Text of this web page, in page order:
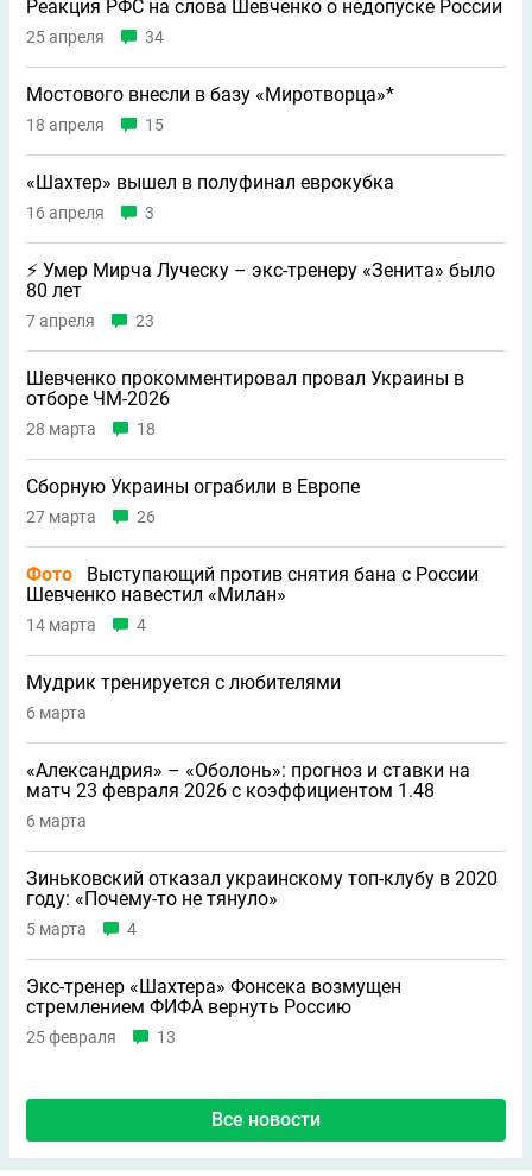
Реакция РФС на слова Шевченко о недопуске России
25 апреля 34
Мостового внесли в базу «Миротворца»*
18 апреля 15
«Шахтер» вышел в полуфинал еврокубка
16 апреля 3
⚡️ Умер Мирча Луческу – экс-тренеру «Зенита» было
80 лет
7 апреля 23
Шевченко прокомментировал провал Украины в
отборе ЧМ-2026
28 марта 18
Сборную Украины ограбили в Европе
27 марта 26
Фото
Выступающий против снятия бана с России
Шевченко навестил «Милан»
14 марта 4
Мудрик тренируется с любителями
6 марта
«Александрия» – «Оболонь»: прогноз и ставки на
матч 23 февраля 2026 с коэффициентом 1.48
6 марта
Зиньковский отказал украинскому топ-клубу в 2020
году: «Почему-то не тянуло»
5 марта 4
Экс-тренер «Шахтера» Фонсека возмущен
стремлением ФИФА вернуть Россию
25 февраля 13
Все новости